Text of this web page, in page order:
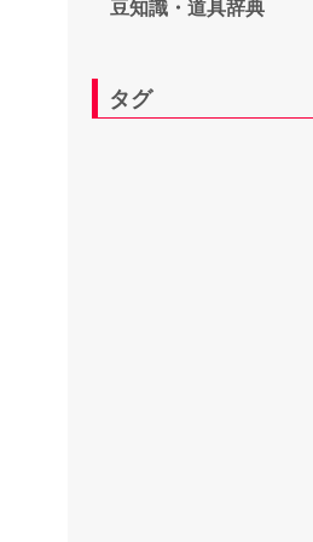
豆知識・道具辞典
タグ